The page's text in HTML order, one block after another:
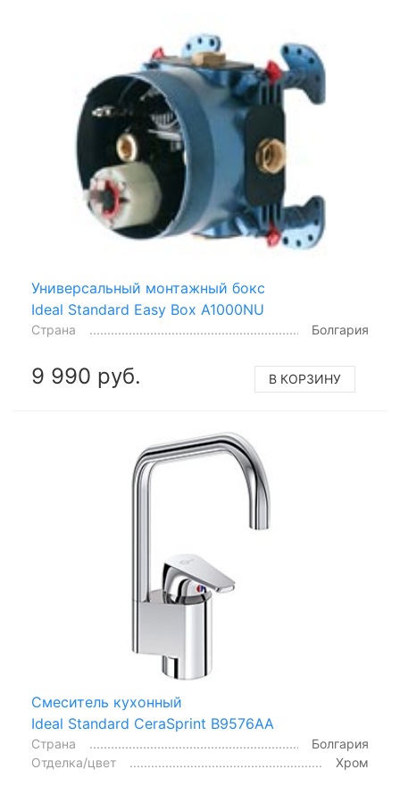
Универсальный монтажный бокс
Ideal Standard Easy Box A1000NU
Страна Болгария
9 990 руб. В КОРЗИНУ
Смеситель кухонный
Ideal Standard CeraSprint B9576AA
Страна
Болгария
Отделка/цвет
Хром